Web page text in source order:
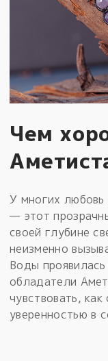
Чем
У многих любовь
— этот
своей глубине
неизменно
Воды
обладатели
чувствовать,
уверенностью в